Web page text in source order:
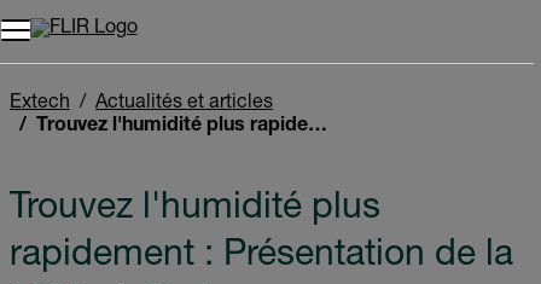
Unread messages
Modèle
Supprimer
articles
Ajouter au panier
Ajouté au panier
Extech
Actualités et articles
Trouvez l'humidité plus rapidement : Présentation de la MO5xA-Series
Trouvez l'humidité plus
rapidement : Présentation de la